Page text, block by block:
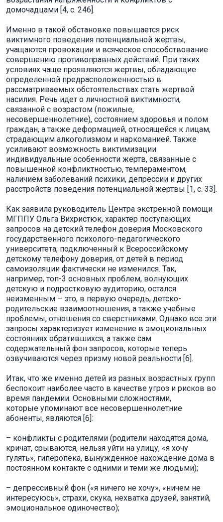
домочадцами [4, с. 246].
Именно в такой обстановке повышается риск
виктимного поведения потенциальной жертвы,
учащаются провокации и всяческое способствование
совершению противоправных действий. При таких
условиях чаще проявляются жертвы, обладающие
определенной предрасположенностью в
рассматриваемых обстоятельствах стать жертвой
насилия. Речь идет о личностной виктимности,
связанной с возрастом (пожилые,
несовершеннолетние), состоянием здоровья и полом
граждан, а также деформацией, относящейся к лицам,
страдающим алкоголизмом и наркоманией. Также
усиливают возможность виктимизации
индивидуальные особенности жертв, связанные с
повышенной конфликтностью, темпераментом,
наличием заболеваний психики, депрессии и других
расстройств поведения потенциальной жертвы [1, с. 33].
Как заявила руководитель Центра экстренной помощи
МГППУ Ольга Вихристюк, характер поступающих
запросов на детский телефон доверия Московского
государственного психолого-педагогического
университета, подключенный к Всероссийскому
детскому телефону доверия, от детей в период
самоизоляции фактически не изменился. Так,
например, топ-3 основных проблем, волнующих
детскую и подростковую аудиторию, остался
неизменным – это, в первую очередь, детско-
родительские взаимоотношения, а также учебные
проблемы, отношения со сверстниками. Однако все эти
запросы характеризует изменение в эмоциональных
состояниях обратившихся, а также сам
содержательный фон запросов, которые теперь
озвучиваются через призму новой реальности [6].
Итак, что же именно детей из разных возрастных групп
беспокоит наиболее часто в качестве угроз и рисков во
время пандемии. Основными сложностями,
которые упоминают все несовершеннолетние
абоненты, являются [6]:
– конфликты с родителями (родители находятся дома,
кричат, срываются, нельзя уйти на улицу, «я хочу
гулять», гиперопека, вынужденное нахождение дома в
постоянном контакте с одними и теми же людьми);
– депрессивный фон («я ничего не хочу», «ничем не
интересуюсь», страхи, скука, нехватка друзей, занятий,
эмоциональное одиночество);